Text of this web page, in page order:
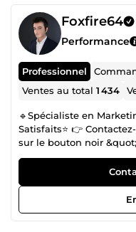
Foxfire64
Performance
Professionnel
Ventes au total1 434
🔹Spécialiste en
Satisfaits⭐ 👉
sur le bouton noir
spécialités : ✅ Media
✅ E-commerce ✅
building Je me mets
nouvelles techniques
permet d'avoir une